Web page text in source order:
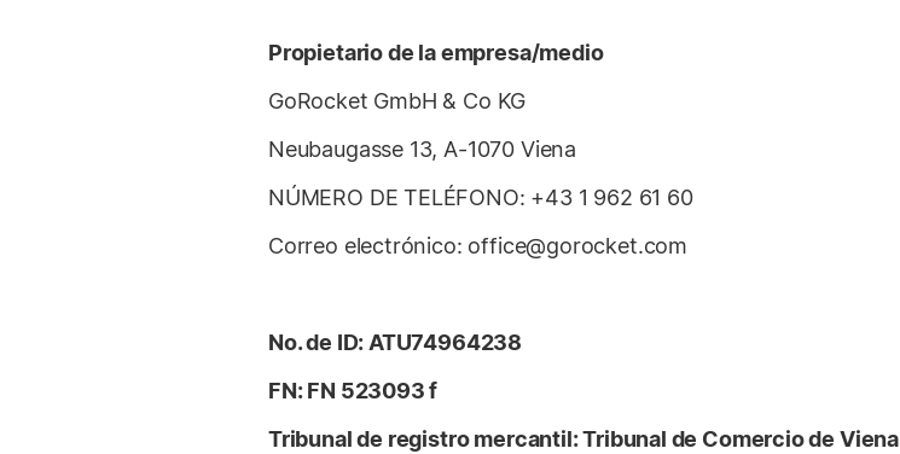
Propietario de la empresa/medio
GoRocket GmbH & Co KG
Neubaugasse 13, A-1070 Viena
NÚMERO DE TELÉFONO: +43 1 962 61 60
Correo electrónico: office@gorocket.com
No. de ID: ATU74964238
FN: FN 523093 f
Tribunal de registro mercantil: Tribunal de Comercio de Viena